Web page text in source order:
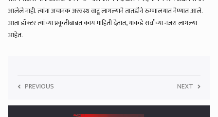
आलेले नाही. त्यांना अचानक अस्वस्थ वाटू लागल्याने तातडीने रुग्णालयात नेण्यात आले.
आता डॉक्टर त्यांच्या प्रकृतीबाबत काय माहिती देतात, याकडे सर्वांच्या नजरा लागल्या
आहेत.
PREVIOUS NEXT
नियमानुसार काम जमत नसेल तर राजीनामे देऊन घरी जा! तुकाराम मुंढे